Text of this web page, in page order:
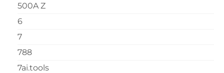
500A Z
6
7
788
7ai.tools